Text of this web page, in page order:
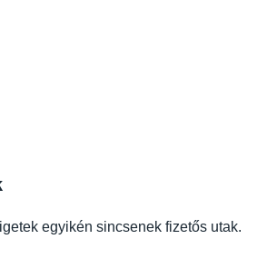
egyikén sincsenek fizetős utak.